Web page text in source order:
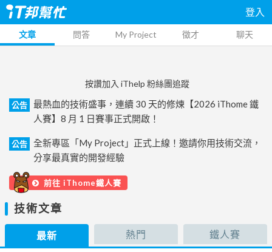
登入
文章 問答 My Project 徵才 聊天
按讚加入 iThelp 粉絲團追蹤
公告
最熱血的技術盛事，連續 30 天的修煉【2026 iThome 鐵
人賽】8 月 1 日賽事正式開啟！
公告
全新專區「My Project」正式上線！邀請你用技術交流，
分享最真實的開發經驗
前往 iThome鐵人賽
技術文章
最新 熱門 鐵人賽